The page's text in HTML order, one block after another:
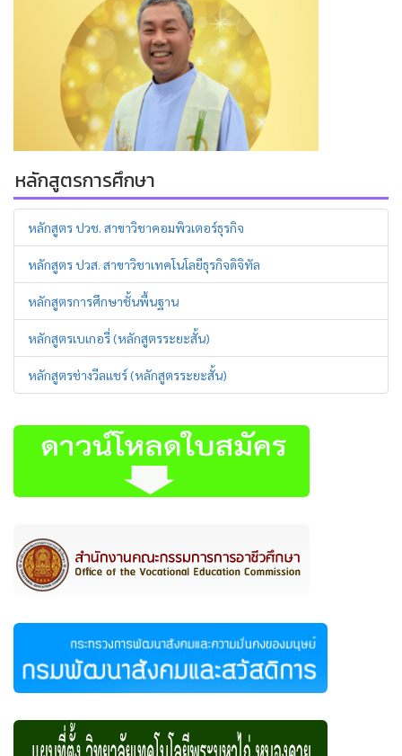
หลักสูตรการศึกษา
หลักสูตร ปวช. สาขาวิชาคอมพิวเตอร์ธุรกิจ
หลักสูตร ปวส. สาขาวิชาเทคโนโลยีธุรกิจดิจิทัล
หลักสูตรการศึกษาชั้นพื้นฐาน
หลักสูตรเบเกอรี่ (หลักสูตรระยะสั้น)
หลักสูตรช่างวีลแชร์ (หลักสูตรระยะสั้น)